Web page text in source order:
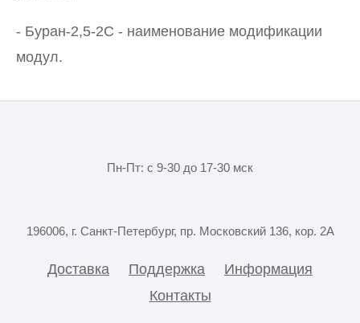
- Буран-2,5-2С - наименование модификации
модул.
Пн-Пт: с 9-30 до 17-30 мск
196006, г. Санкт-Петербург, пр. Московский 136, кор. 2А
Доставка Поддержка
Информация
Контакты